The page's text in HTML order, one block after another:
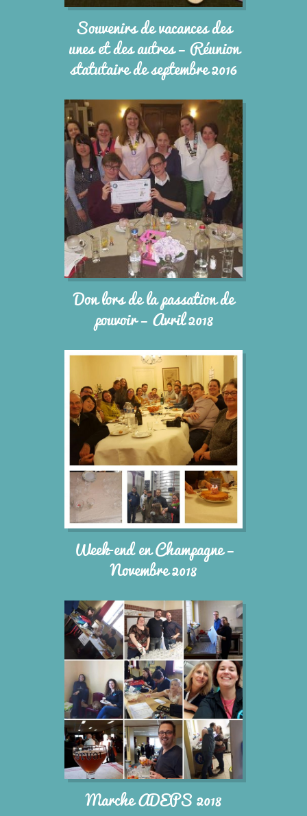
Souvenirs de vacances des
unes et des autres – Réunion
statutaire de septembre 2016
Don lors de la passation de
pouvoir – Avril 2018
Week-end en Champagne –
Novembre 2018
Marche ADEPS 2018